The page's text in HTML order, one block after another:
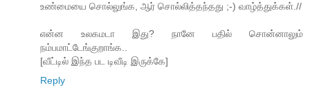
உண்மையை சொல்லுங்க, ஆர் சொல்லித்தந்தது ;-) வாழ்த்துக்கள்.//
என்ன உலகமடா இது? நானே பதில் சொன்னாலும்
நம்பமாட்டேங்குறாங்க..
[வீட்டில் இந்த பட டிவீடி இருக்கே]
Reply